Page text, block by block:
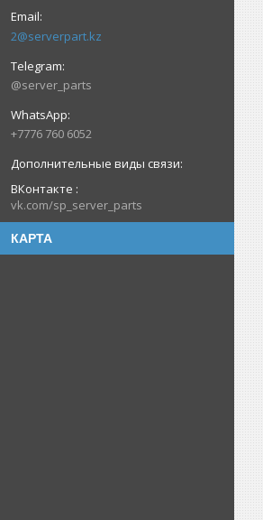
2@serverpart.kz
@server_parts
+7776 760 6052
ВКонтакте
vk.com/sp_server_parts
КАРТА